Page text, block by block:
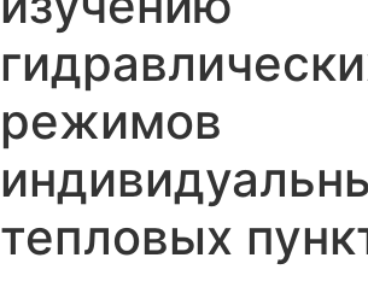
режимов
тепловых